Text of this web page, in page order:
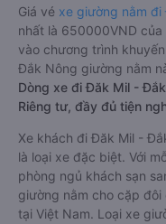
Giá vé xe giường nằm
nhất là 650000VND của
vào chương trình
Đắk Nông giường nằm
Dòng xe đi Đăk Mil -
Riêng tư, đầy đủ tiện
Xe khách đi Đăk Mil -
là loại xe đặc biệt. Với
phòng ngủ khách sạn
giường nằm cho cặp
tại Việt Nam. Loại xe